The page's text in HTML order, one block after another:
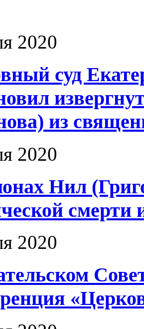
2020
суд
из
2020
Нил
смерти
2020